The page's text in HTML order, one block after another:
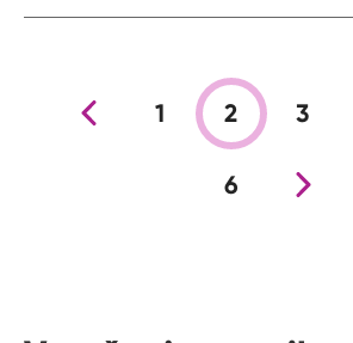
Prejšnja stran
1 2 3
6 Nova stran